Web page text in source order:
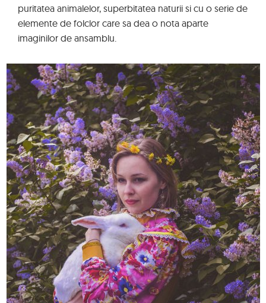
puritatea animalelor, superbitatea naturii si cu o serie de
elemente de folclor care sa dea o nota aparte
imaginilor de ansamblu.